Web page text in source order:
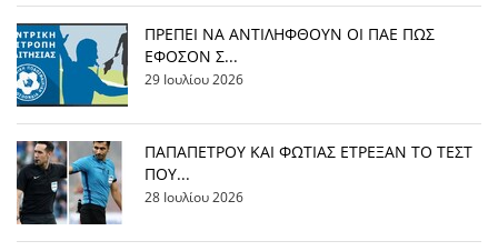
ΠΡΕΠΕΙ ΝΑ ΑΝΤΙΛΗΦΘΟΥΝ ΟΙ ΠΑΕ ΠΩΣ
ΕΦΟΣΟΝ Σ...
29 Ιουλίου 2026
ΠΑΠΑΠΕΤΡΟΥ ΚΑΙ ΦΩΤΙΑΣ ΕΤΡΕΞΑΝ ΤΟ ΤΕΣΤ
ΠΟΥ...
28 Ιουλίου 2026